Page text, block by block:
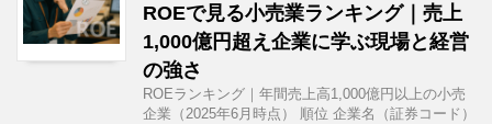
ROEで見る小売業ランキング｜売上
1,000億円超え企業に学ぶ現場と経営
の強さ
ROEランキング｜年間売上高1,000億円以上の小売
企業（2025年6月時点） 順位 企業名（証券コード）